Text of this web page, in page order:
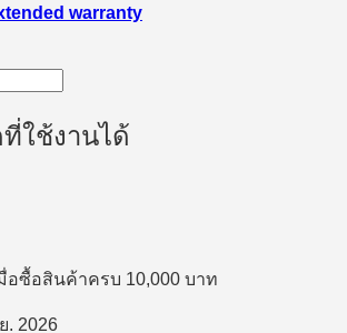
warranty
ใช้งานได้
อซื้อสินค้าครบ 10,000 บาท
. 2026